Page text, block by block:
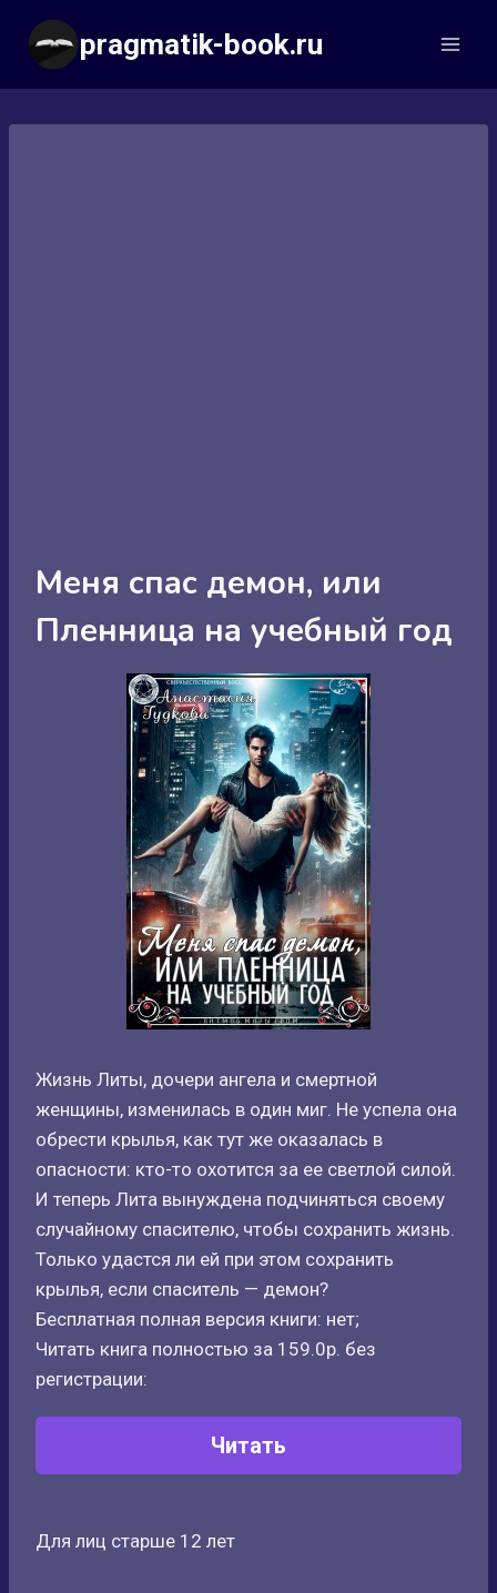
Перейти
содержимому
pragmatik-book.ru
Меня спас демон, или
Пленница на учебный год
Жизнь Литы, дочери ангела и смертной
женщины, изменилась в один миг. Не успела она
обрести крылья, как тут же оказалась в
опасности: кто-то охотится за ее светлой силой.
И теперь Лита вынуждена подчиняться своему
случайному спасителю, чтобы сохранить жизнь.
Только удастся ли ей при этом сохранить
крылья, если спаситель — демон?
Бесплатная полная версия книги: нет;
Читать книга полностью за 159.0р. без
регистрации:
Читать
Для лиц старше 12 лет